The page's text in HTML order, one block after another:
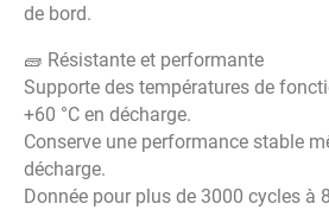
de bord.
🧱 Résistante et performante
Supporte des températures de
+60 °C en décharge.
Conserve une performance stable
décharge.
Donnée pour plus de 3000 cycles à